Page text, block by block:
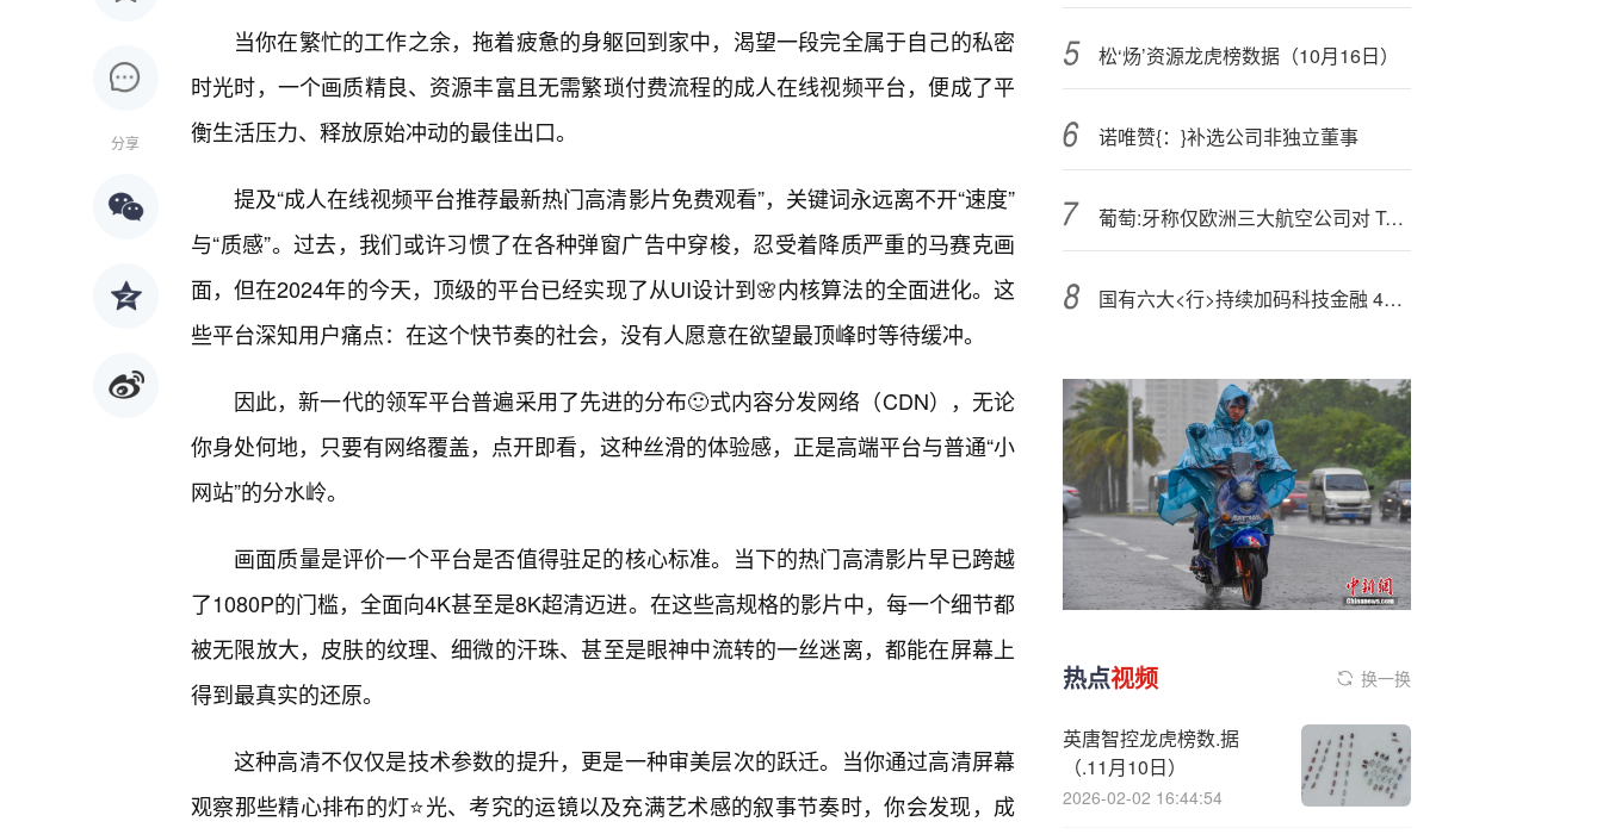
分享
当你在繁忙的工作之余，拖着疲惫的身躯回到家中，渴望一段完全属于自己的私密
时光时，一个画质精良、资源丰富且无需繁琐付费流程的成人在线视频平台，便成了平
衡生活压力、释放原始冲动的最佳出口。
提及“成人在线视频平台推荐最新热门高清影片免费观看”，关键词永远离不开“速度”
与“质感”。过去，我们或许习惯了在各种弹窗广告中穿梭，忍受着降质严重的马赛克画
面，但在2024年的今天，顶级的平台已经实现了从UI设计到🌸内核算法的全面进化。这
些平台深知用户痛点：在这个快节奏的社会，没有人愿意在欲望最顶峰时等待缓冲。
因此，新一代的领军平台普遍采用了先进的分布🙂式内容分发网络（CDN），无论
你身处何地，只要有网络覆盖，点开即看，这种丝滑的体验感，正是高端平台与普通“小
网站”的分水岭。
画面质量是评价一个平台是否值得驻足的核心标准。当下的热门高清影片早已跨越
了1080P的门槛，全面向4K甚至是8K超清迈进。在这些高规格的影片中，每一个细节都
被无限放大，皮肤的纹理、细微的汗珠、甚至是眼神中流转的一丝迷离，都能在屏幕上
得到最真实的还原。
这种高清不仅仅是技术参数的提升，更是一种审美层次的跃迁。当你通过高清屏幕
观察那些精心排布的灯⭐光、考究的运镜以及充满艺术感的叙事节奏时，你会发现，成
松‘炀’资源龙虎榜数据（10月16日）
诺唯赞{：}补选公司非独立董事
葡萄:牙称仅欧洲三大航空公司对 TAP 航空私有化表达兴趣
国有六大<行>持续加码科技金融 4家科技贷款余额超4万亿元
热点视频 换一换
英唐智控龙虎榜数.据
（.11月10日）
2026-02-02 16:44:54